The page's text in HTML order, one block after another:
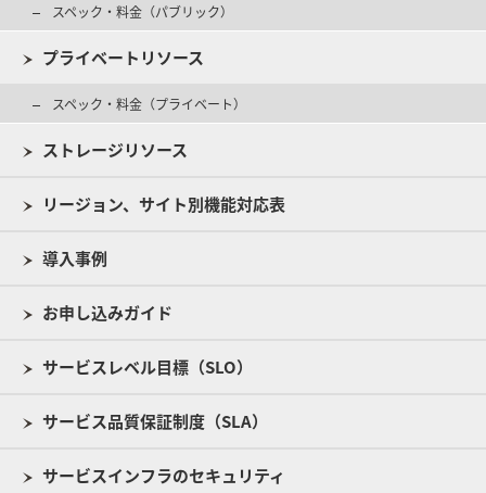
スペック・料金（パブリック）
プライベートリソース
スペック・料金（プライベート）
ストレージリソース
リージョン、サイト別機能対応表
導入事例
お申し込みガイド
サービスレベル目標（SLO）
サービス品質保証制度（SLA）
サービスインフラのセキュリティ